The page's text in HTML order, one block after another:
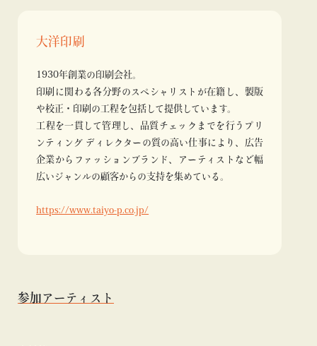
大洋印刷
1930年創業の印刷会社。
印刷に関わる各分野のスペシャリストが在籍し、製版
や校正・印刷の工程を包括して提供しています。
工程を一貫して管理し、品質チェックまでを行うプリ
ンティング ディレクターの質の高い仕事により、広告
企業からファッションブランド、アーティストなど幅
広いジャンルの顧客からの支持を集めている。
https://www.taiyo-p.co.jp/
参加アーティスト